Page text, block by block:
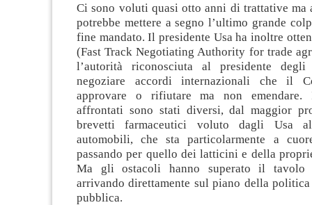
Ci sono voluti quasi otto anni di trattative ma
potrebbe mettere a segno l’ultimo grande
fine mandato. Il presidente Usa ha inoltre
(Fast Track Negotiating Authority for trade
l’autorità riconosciuta al presidente
negoziare accordi internazionali che il
approvare o rifiutare ma non
affrontati sono stati diversi, dal maggior
brevetti farmaceutici voluto dagli Usa
automobili, che sta particolarmente a
passando per quello dei latticini e della
Ma gli ostacoli hanno superato il tavolo
arrivando direttamente sul piano della
pubblica.